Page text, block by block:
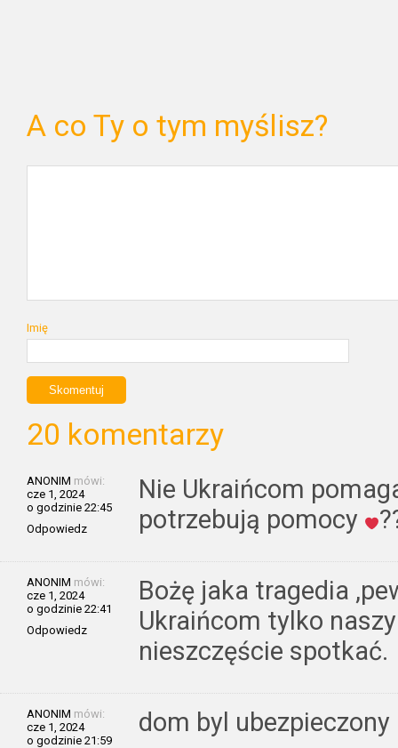
A co Ty o tym myślisz?
Imię
20 komentarzy
ANONIM mówi:
cze 1, 2024
o godzinie 22:45
Odpowiedz
Nie Ukraińcom
potrzebują pomocy
ANONIM mówi:
cze 1, 2024
o godzinie 22:41
Odpowiedz
Bożę jaka tragedia
Ukraińcom tylko
nieszczęście spotkać.
ANONIM mówi:
cze 1, 2024
o godzinie 21:59
dom byl ubezpieczony